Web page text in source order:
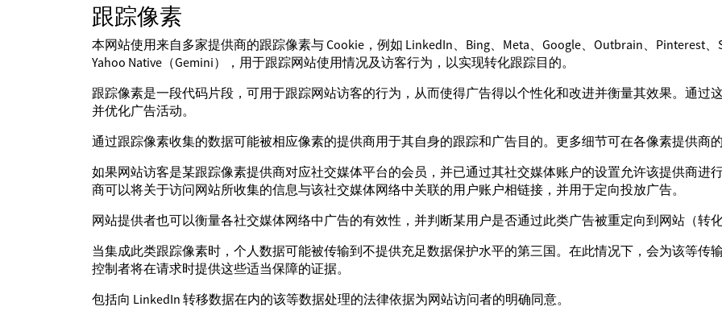
跟踪像素
本网站使用来自多家提供商的跟踪像素与 Cookie，例如 LinkedIn、Bing、Meta、Google、Outbrain、Pinterest
Yahoo Native（Gemini），用于跟踪网站使用情况及访客行为，以实现转化跟踪目的。
跟踪像素是一段代码片段，可用于跟踪网站访客的行为，从而使得广告得以个性化和改进并衡量其效果。通过
并优化广告活动。
通过跟踪像素收集的数据可能被相应像素的提供商用于其自身的跟踪和广告目的。更多细节可在各像素提供商
如果网站访客是某跟踪像素提供商对应社交媒体平台的会员，并已通过其社交媒体账户的设置允许该提供商进
商可以将关于访问网站所收集的信息与该社交媒体网络中关联的用户账户相链接，并用于定向投放广告。
网站提供者也可以衡量各社交媒体网络中广告的有效性，并判断某用户是否通过此类广告被重定向到网站（转
当集成此类跟踪像素时，个人数据可能被传输到不提供充足数据保护水平的第三国。在此情况下，会为该等传
控制者将在请求时提供这些适当保障的证据。
包括向 LinkedIn 转移数据在内的该等数据处理的法律依据为网站访问者的明确同意。